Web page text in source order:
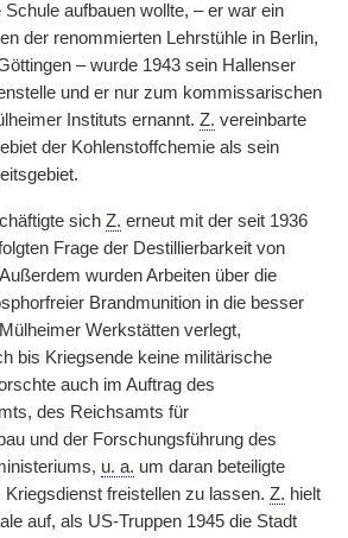
Schule aufbauen wollte, – er war ein
der renommierten Lehrstühle in Berlin,
– wurde 1943 sein Hallenser
und er nur zum kommissarischen
Instituts ernannt. Z. vereinbarte
der Kohlenstoffchemie als sein
sich Z. erneut mit der seit 1936
Frage der Destillierbarkeit von
wurden Arbeiten über die
Brandmunition in die besser
Werkstätten verlegt,
bis Kriegsende keine militärische
auch im Auftrag des
des Reichsamts für
und der Forschungsführung des
u. a. um daran beteiligte
Kriegsdienst freistellen zu lassen. Z. hielt
auf, als US-Truppen 1945 die Stadt